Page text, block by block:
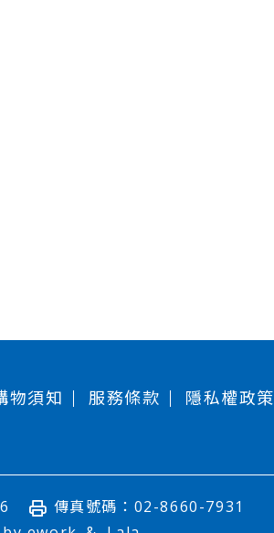
物須知 服務條款 隱私權政策
傳真號碼：02-8660-7931